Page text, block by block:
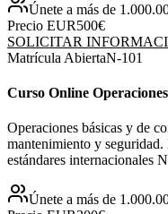
Únete a más de
Precio EUR500€
SOLICITAR
Matrícula AbiertaN-101
Curso Online
Operaciones básicas y de
mantenimiento y
estándares internacionales
Únete a más de